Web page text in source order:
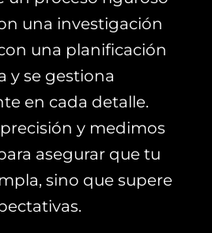
una investigación
una planificación
y se gestiona
en cada detalle.
y medimos
asegurar que tu
sino que supere